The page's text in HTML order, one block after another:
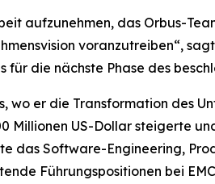
aufzunehmen, das Orbus-
voranzutreiben“,
die nächste Phase des
wo er die Transformation des
Millionen US-Dollar steigerte
das Software-Engineering,
Führungspositionen bei